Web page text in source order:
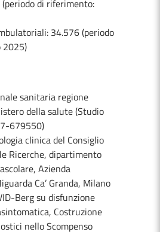
di riferimento:
34.576 (periodo
sanitaria regione
della salute (Studio
679550)
clinica del Consiglio
Ricerche, dipartimento
Azienda
Ca’ Granda, Milano
Berg su disfunzione
Costruzione
nello Scompenso